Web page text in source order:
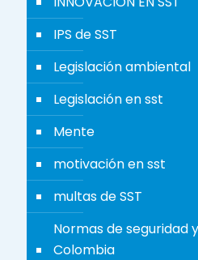
IPS de SST
Legislación ambiental
Legislación en sst
Mente
motivación en sst
multas de SST
Normas de seguridad
Colombia